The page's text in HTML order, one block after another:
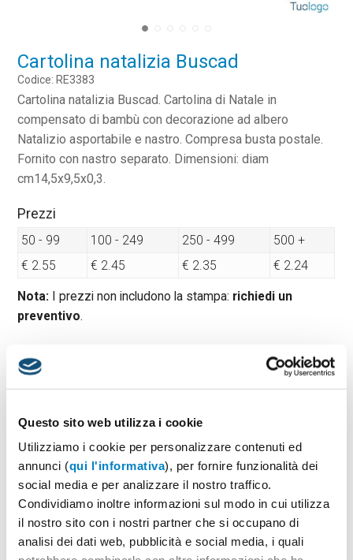
Questo sito web utilizza i cookie
Utilizziamo i cookie per personalizzare contenuti ed
annunci (qui l'informativa), per fornire funzionalità dei
social media e per analizzare il nostro traffico.
Condividiamo inoltre informazioni sul modo in cui utilizza
il nostro sito con i nostri partner che si occupano di
analisi dei dati web, pubblicità e social media, i quali
Cartolina natalizia Buscad
Codice: RE3383
Cartolina natalizia Buscad. Cartolina di Natale in
compensato di bambù con decorazione ad albero
Natalizio asportabile e nastro. Compresa busta postale.
Fornito con nastro separato. Dimensioni: diam
cm14,5x9,5x0,3.
Prezzi
50 - 99 100 - 249 250 - 499
500 +
€ 2.55
€ 2.45 € 2.35 € 2.24
Nota: I prezzi non includono la stampa: richiedi un
preventivo.
Quantità minima:
Tempi di consegna standard:10 gg lavorativi
Dimensioni:cm 14,5x9,5x0,3
PREVENTIVO & BOZZA GRATUITA
Potrai indicare successivamente la suddivisione per
taglie e colore